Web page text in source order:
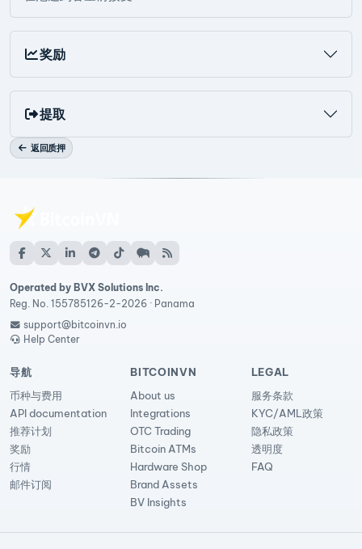
奖励
提取
返回质押
Operated by BVX Solutions Inc.
Reg. No. 155785126-2-2026 · Panama
support@bitcoinvn.io
Help Center
导航
币种与费用
API documentation
推荐计划
奖励
行情
邮件订阅
BITCOINVN
About us
Integrations
OTC Trading
Bitcoin ATMs
Hardware Shop
Brand Assets
BV Insights
LEGAL
服务条款
KYC/AML政策
隐私政策
透明度
FAQ